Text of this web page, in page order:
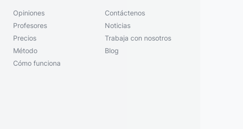
Opiniones
Profesores
Precios
Método
Cómo funciona
Contáctenos
Noticias
Trabaja con nosotros
Blog